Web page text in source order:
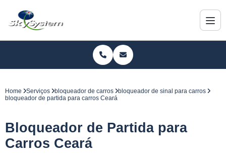
Home Serviços bloqueador de carros
bloqueador de sinal para carros
bloqueador de partida para carros Ceará
Bloqueador de Partida para
Carros Ceará